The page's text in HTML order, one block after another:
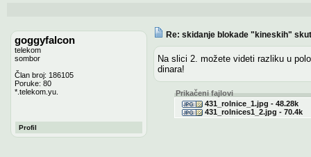
goggyfalcon
telekom
sombor
Član broj: 186105
Poruke: 80
*.telekom.yu.
Profil
Re: skidanje blokade "kineskih"
Na slici 2. možete videti razliku u
dinara!
Prikačeni fajlovi
431_rolnice_1.jpg - 48.28k
431_rolnices1_2.jpg - 70.4k